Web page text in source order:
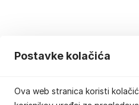
Postavke kolačića
Ova web stranica koristi